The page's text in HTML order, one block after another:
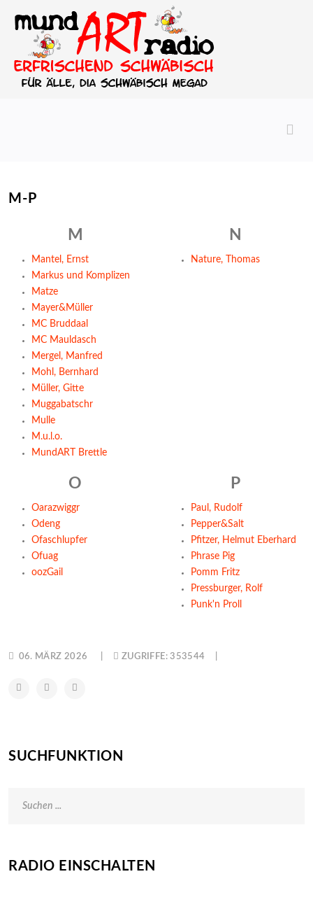
M-P
M N
Mantel, Ernst
Markus und Komplizen
Matze
Mayer&Müller
MC Bruddaal
MC Mauldasch
Mergel, Manfred
Mohl, Bernhard
Müller, Gitte
Muggabatschr
Mulle
M.u.l.o.
MundART Brettle
Nature, Thomas
O P
Oarazwiggr
Odeng
Ofaschlupfer
Ofuag
oozGail
Paul, Rudolf
Pepper&Salt
Pfitzer, Helmut Eberhard
Phrase Pig
Pomm Fritz
Pressburger, Rolf
Punk'n Proll
06. MÄRZ 2026 ZUGRIFFE: 353544
SUCHFUNKTION
RADIO EINSCHALTEN